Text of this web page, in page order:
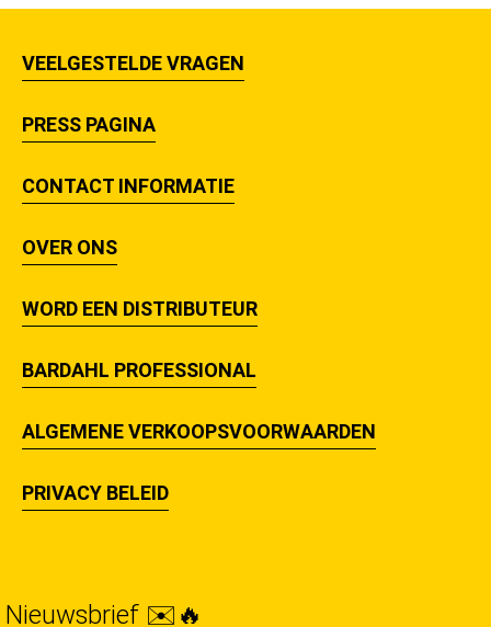
VEELGESTELDE VRAGEN
PRESS PAGINA
CONTACT INFORMATIE
OVER ONS
WORD EEN DISTRIBUTEUR
BARDAHL PROFESSIONAL
ALGEMENE VERKOOPSVOORWAARDEN
PRIVACY BELEID
Nieuwsbrief ✉️🔥